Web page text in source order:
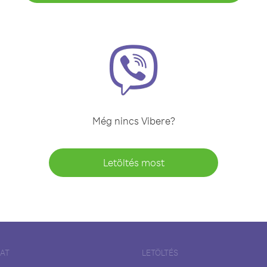
Még nincs Vibere?
Letöltés most
LETÖLTÉS